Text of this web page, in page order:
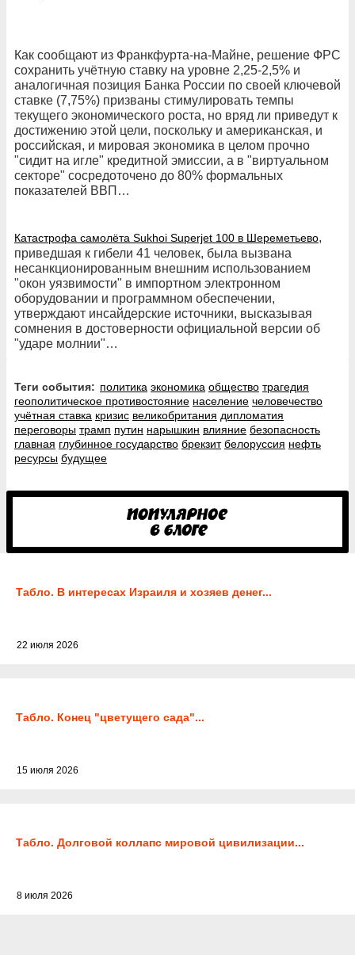
Как сообщают из Франкфурта-на-Майне, решение ФРС
сохранить учётную ставку на уровне 2,25-2,5% и
аналогичная позиция Банка России по своей ключевой
ставке (7,75%) призваны стимулировать темпы
текущего экономического роста, но вряд ли приведут к
достижению этой цели, поскольку и американская, и
российская, и мировая экономика в целом прочно
"сидит на игле" кредитной эмиссии, а в "виртуальном
секторе" сосредоточено до 80% формальных
показателей ВВП…
Катастрофа самолёта Sukhoi Superjet 100 в Шереметьево,
приведшая к гибели 41 человек, была вызвана
несанкционированным внешним использованием
"окон уязвимости" в импортном электронном
оборудовании и программном обеспечении,
утверждают инсайдерские источники, высказывая
сомнения в достоверности официальной версии об
"ударе молнии"…
Теги события: политика экономика общество трагедия
геополитическое противостояние население человечество
учётная ставка кризис великобритания дипломатия
переговоры трамп путин нарышкин влияние безопасность
главная глубинное государство брекзит белоруссия нефть
ресурсы будущее
Табло. В интересах Израиля и хозяев денег...
22 июля 2026
Табло. Конец "цветущего сада"...
15 июля 2026
Табло. Долговой коллапс мировой цивилизации...
8 июля 2026